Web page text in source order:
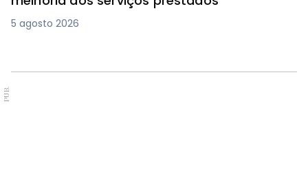
5 agosto 2026
PUB.